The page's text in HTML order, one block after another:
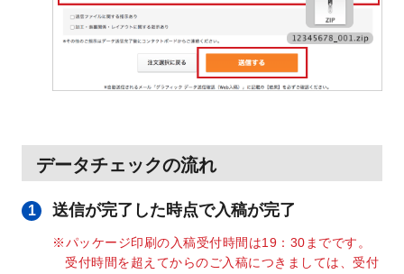
データチェックの流れ
1 送信が完了した時点で入稿が完了
パッケージ印刷の入稿受付時間は19：30までです。
受付時間を超えてからのご入稿につきましては、受付